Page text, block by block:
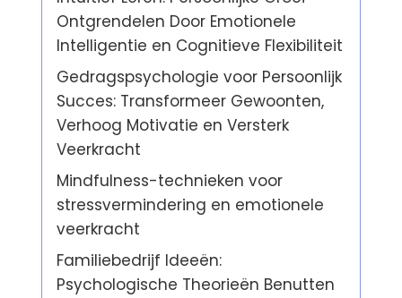
Ontgrendelen Door Emotionele
Intelligentie en Cognitieve Flexibiliteit
Gedragspsychologie voor Persoonlijk
Succes: Transformeer Gewoonten,
Verhoog Motivatie en Versterk
Veerkracht
Mindfulness-technieken voor
stressvermindering en emotionele
veerkracht
Familiebedrijf Ideeën:
Psychologische Theorieën Benutten